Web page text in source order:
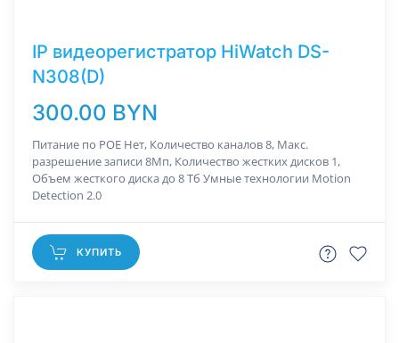
IP видеорегистратор HiWatch DS-
N308(D)
300.00 BYN
Питание по РОЕ Нет, Количество каналов 8, Макс.
разрешение записи 8Мп, Количество жестких дисков 1,
Объем жесткого диска до 8 Тб Умные технологии Motion
Detection 2.0
КУПИТЬ